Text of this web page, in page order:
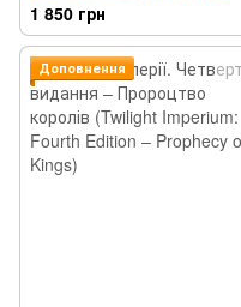
Game of Thrones: Mother of
Dragons)
1 850 грн
Доповнення